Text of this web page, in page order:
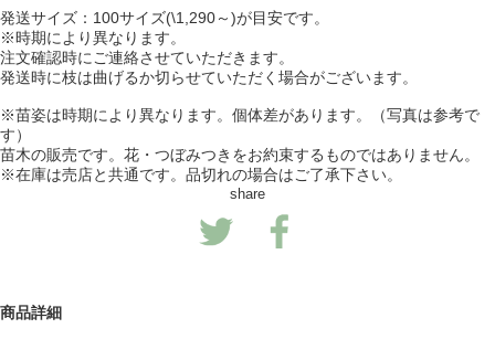
発送サイズ：100サイズ(\1,290～)が目安です。
※時期により異なります。
注文確認時にご連絡させていただきます。
発送時に枝は曲げるか切らせていただく場合がございます。
※苗姿は時期により異なります。個体差があります。（写真は参考で
す）
苗木の販売です。花・つぼみつきをお約束するものではありません。
※在庫は売店と共通です。品切れの場合はご了承下さい。
share
商品詳細